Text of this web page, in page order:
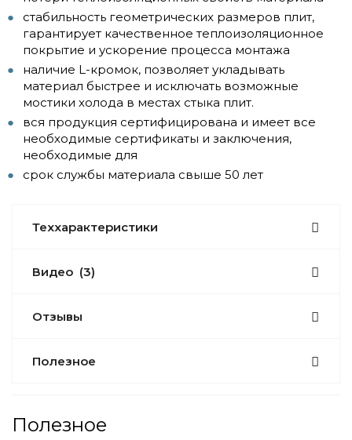
стабильность геометрических размеров плит,
гарантирует качественное теплоизоляционное
покрытие и ускорение процесса монтажа
наличие L-кромок, позволяет укладывать
материал быстрее и исключать возможные
мостики холода в местах стыка плит.
вся продукция сертифицирована и имеет все
необходимые сертификаты и заключения,
необходимые для
срок службы материала свыше 50 лет
Теххарактеристики
Видео (3)
Отзывы
Полезное
Полезное